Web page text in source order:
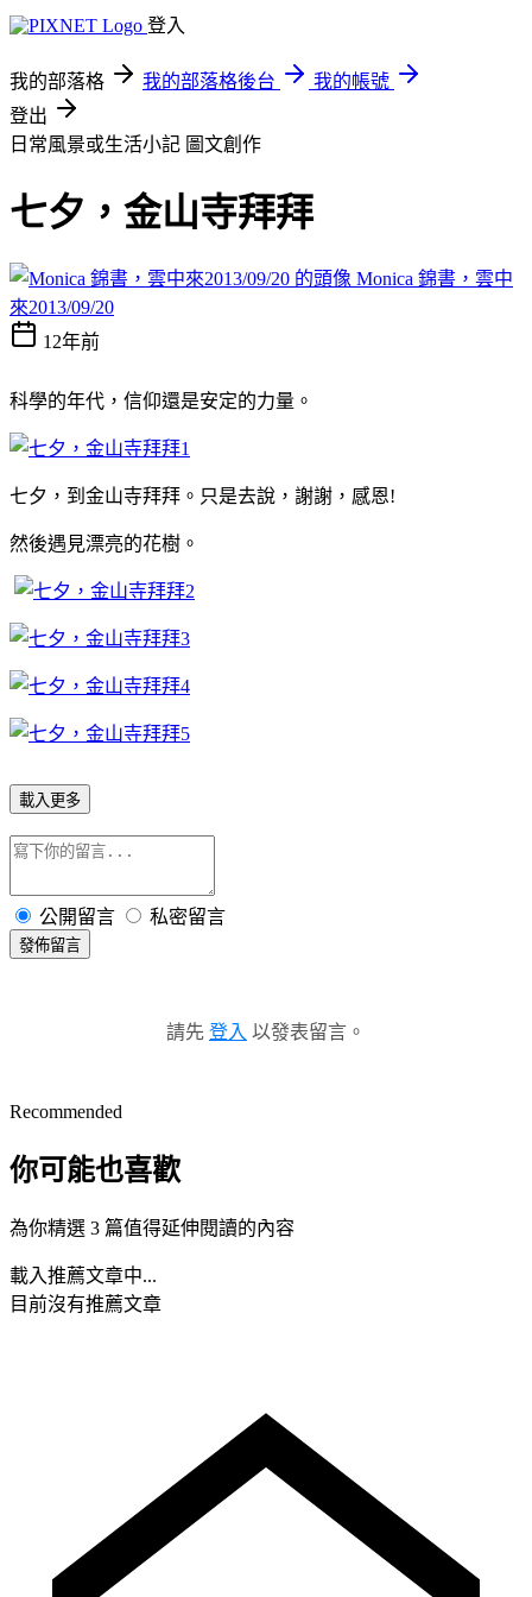
登入
我的部落格 我的部落格後台
我的帳號
登出
日常風景或生活小記 圖文創作
七夕，金山寺拜拜
Monica 錦書，雲中
來2013/09/20
12年前
科學的年代，信仰還是安定的力量。
七夕，到金山寺拜拜。只是去說，謝謝，感恩!
然後遇見漂亮的花樹。
載入更多
公開留言 私密留言
發佈留言
請先 登入 以發表留言。
Recommended
你可能也喜歡
為你精選 3 篇值得延伸閱讀的內容
載入推薦文章中...
目前沒有推薦文章